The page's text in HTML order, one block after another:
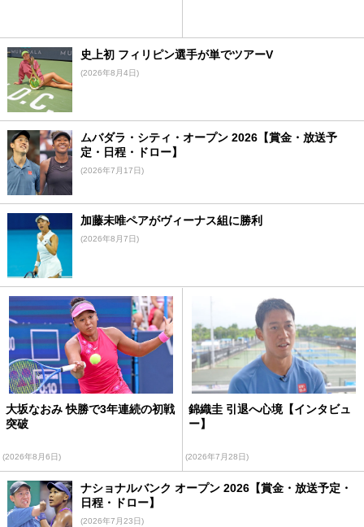
史上初 フィリピン選手が単でツアーV
(2026年8月4日)
ムバダラ・シティ・オープン 2026【賞金・放送予
定・日程・ドロー】
(2026年7月17日)
加藤未唯ペアがヴィーナス組に勝利
(2026年8月7日)
大坂なおみ 快勝で3年連続の初戦
突破
(2026年8月6日)
錦織圭 引退へ心境【インタビュ
ー】
(2026年7月28日)
ナショナルバンク オープン 2026【賞金・放送予定・
日程・ドロー】
(2026年7月23日)